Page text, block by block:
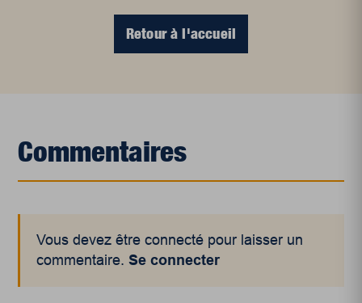
Retour à l'accueil
Commentaires
Vous devez être connecté pour laisser un
commentaire.Se connecter